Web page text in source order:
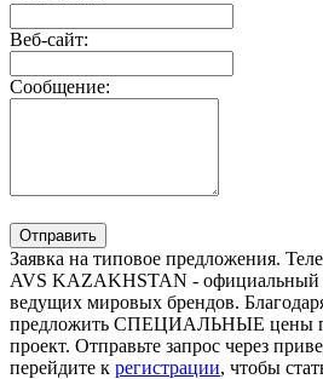
Веб-сайт:
Сообщение:
Отправить
Заявка на типовое предложения.
AVS KAZAKHSTAN - официальный
ведущих мировых брендов.
предложить СПЕЦИАЛЬНЫЕ цены
проект. Отправьте запрос через
перейдите к регистрации, чтобы